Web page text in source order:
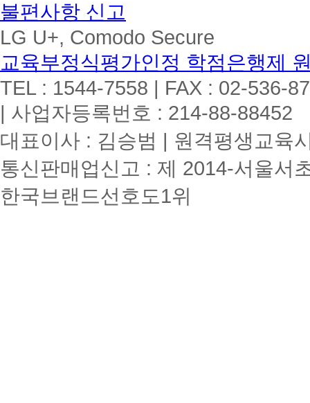
불편사항 신고
LG U+, Comodo Secure
교육부정식평가인정 학점은행제
TEL : 1544-7558 | FAX : 02-536-
| 사업자등록번호 : 214-88-88452
대표이사 : 김승범 | 원격평생교육
통신판매업신고 : 제 2014-서울서
한국브랜드선호도1위